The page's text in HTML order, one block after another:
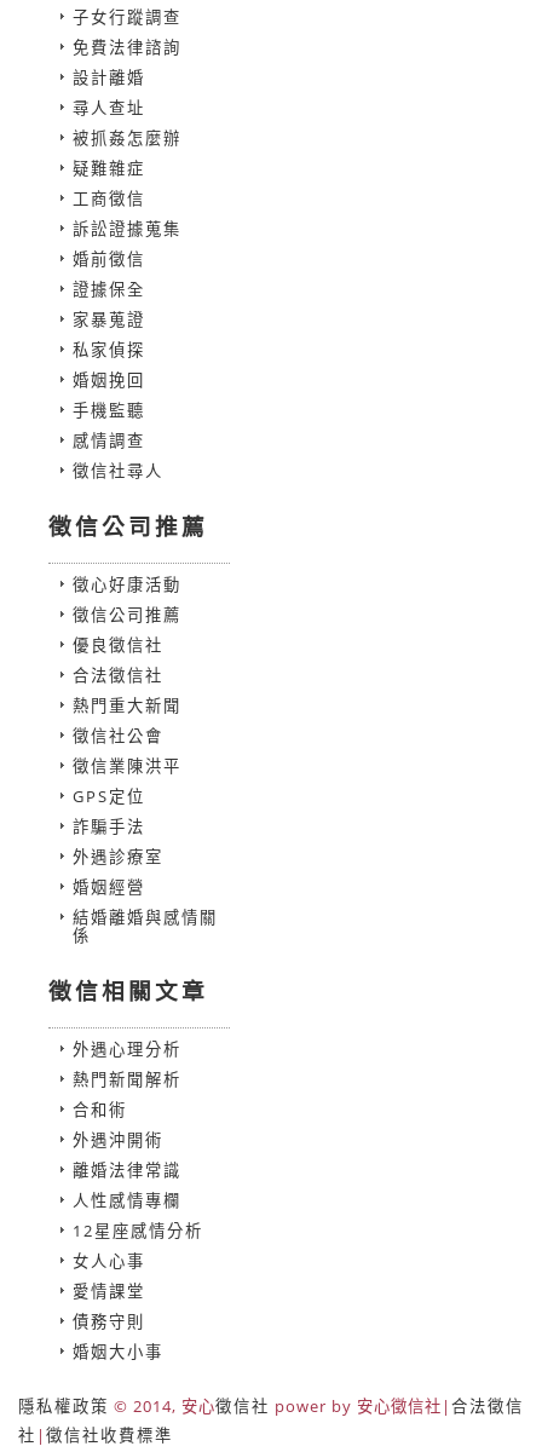
子女行蹤調查
免費法律諮詢
設計離婚
尋人查址
被抓姦怎麼辦
疑難雜症
工商徵信
訴訟證據蒐集
婚前徵信
證據保全
家暴蒐證
私家偵探
婚姻挽回
手機監聽
感情調查
徵信社尋人
徵信公司推薦
徵心好康活動
徵信公司推薦
優良徵信社
合法徵信社
熱門重大新聞
徵信社公會
徵信業陳洪平
GPS定位
詐騙手法
外遇診療室
婚姻經營
結婚離婚與感情關
係
徵信相關文章
外遇心理分析
熱門新聞解析
合和術
外遇沖開術
離婚法律常識
人性感情專欄
12星座感情分析
女人心事
愛情課堂
債務守則
婚姻大小事
隱私權政策 © 2014, 安心徵信社 power by 安心徵信社| 合法徵信
社 | 徵信社收費標準